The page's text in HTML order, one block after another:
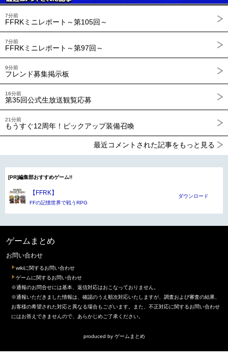
7分前
FFRKミニレポート～第105回～
7分前
FFRKミニレポート～第97回～
9分前
フレンド募集掲示板
16分前
第35回公式生放送観覧応募
21分前
もうすぐ12周年！ピックアップ装備召喚
最近コメントされた記事をもっと見る
[PR]編集部おすすめゲーム!!
【FFRK】
FFの記憶世界で戦うRPG
ダウンロード
ゲームまとめ
お問い合わせ
wikiに関するお問い合わせ
ゲームに関するお問い合わせ
※通報のお問合せには基本、返信対応はおこなっておりません。
※通報いただきました情報は、確認のうえ順次対応いたしますが、調査および審査の結果、
お客様の希望された対応と異なる場合もございます。また、不正対応に関するお問い合わせ
にはお答えできませんので、あらかじめご了承ください。
produced by ゲームまとめ